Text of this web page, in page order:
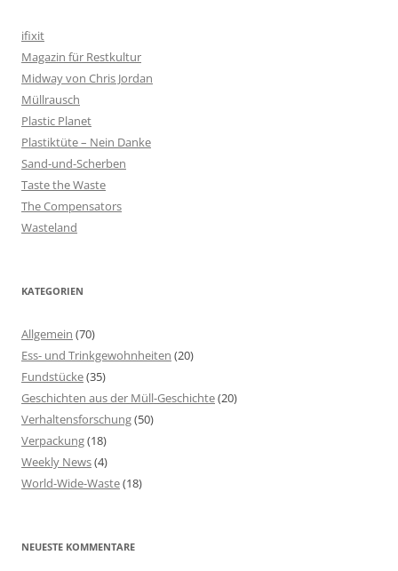
ifixit
Magazin für Restkultur
Midway von Chris Jordan
Müllrausch
Plastic Planet
Plastiktüte – Nein Danke
Sand-und-Scherben
Taste the Waste
The Compensators
Wasteland
KATEGORIEN
Allgemein (70)
Ess- und Trinkgewohnheiten (20)
Fundstücke(35)
Geschichten aus der Müll-Geschichte(20)
Verhaltensforschung(50)
Verpackung(18)
Weekly News(4)
World-Wide-Waste(18)
NEUESTE KOMMENTARE